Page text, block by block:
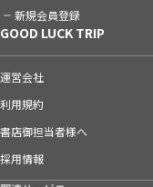
新規会員登録
GOOD LUCK TRIP
運営会社
利用規約
書店御担当者様へ
採用情報